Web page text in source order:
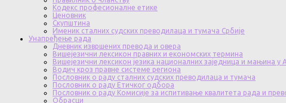
Кодекс професионалне етике
Ценовник
Скупштина
Именик сталних судских преводилаца и тумача Србије
Унапређење рада
Дневник извршених превода и овера
Вишејезични лексикон правних и економских термина
Вишејезични лексикон језика националних заједница и мањина у
Водич кроз правне системе региона
Пословник о раду сталних судских преводилаца и тумача
Пословник о раду Етичког одбора
Пословник о раду Комисије за испитивање квалитета рада и
Обрасци